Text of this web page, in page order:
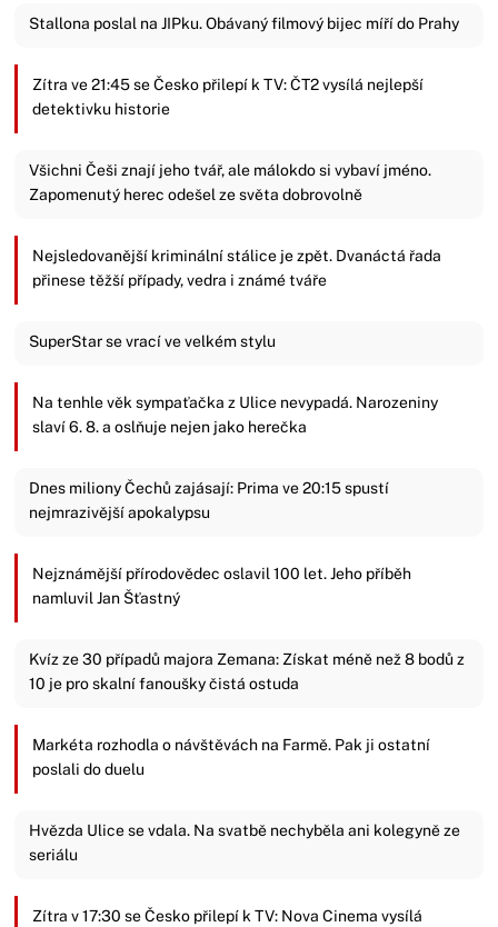
Stallona poslal na JIPku. Obávaný filmový bijec míří do Prahy
Zítra ve 21:45 se Česko přilepí k TV: ČT2 vysílá nejlepší
detektivku historie
Všichni Češi znají jeho tvář, ale málokdo si vybaví jméno.
Zapomenutý herec odešel ze světa dobrovolně
Nejsledovanější kriminální stálice je zpět. Dvanáctá řada
přinese těžší případy, vedra i známé tváře
SuperStar se vrací ve velkém stylu
Na tenhle věk sympaťačka z Ulice nevypadá. Narozeniny
slaví 6. 8. a oslňuje nejen jako herečka
Dnes miliony Čechů zajásají: Prima ve 20:15 spustí
nejmrazivější apokalypsu
Nejznámější přírodovědec oslavil 100 let. Jeho příběh
namluvil Jan Šťastný
Kvíz ze 30 případů majora Zemana: Získat méně než 8 bodů z
10 je pro skalní fanoušky čistá ostuda
Markéta rozhodla o návštěvách na Farmě. Pak ji ostatní
poslali do duelu
Hvězda Ulice se vdala. Na svatbě nechyběla ani kolegyně ze
seriálu
Zítra v 17:30 se Česko přilepí k TV: Nova Cinema vysílá